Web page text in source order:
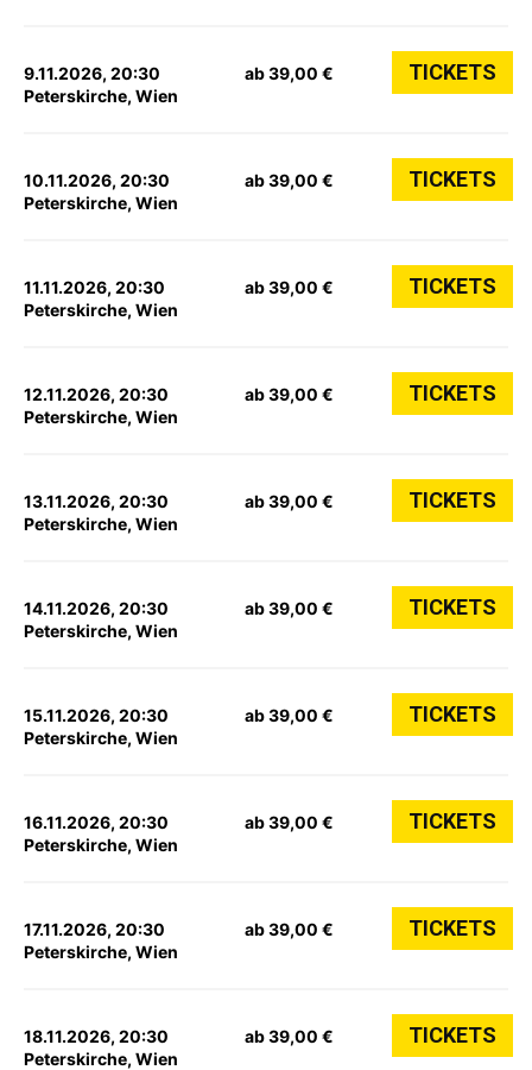
9.11.2026, 20:30
Peterskirche, Wien
ab 39,00 € TICKETS
10.11.2026, 20:30
Peterskirche, Wien
ab 39,00 € TICKETS
11.11.2026, 20:30
Peterskirche, Wien
ab 39,00 € TICKETS
12.11.2026, 20:30
Peterskirche, Wien
ab 39,00 € TICKETS
13.11.2026, 20:30
Peterskirche, Wien
ab 39,00 € TICKETS
14.11.2026, 20:30
Peterskirche, Wien
ab 39,00 € TICKETS
15.11.2026, 20:30
Peterskirche, Wien
ab 39,00 € TICKETS
16.11.2026, 20:30
Peterskirche, Wien
ab 39,00 € TICKETS
17.11.2026, 20:30
Peterskirche, Wien
ab 39,00 € TICKETS
18.11.2026, 20:30
Peterskirche, Wien
ab 39,00 € TICKETS